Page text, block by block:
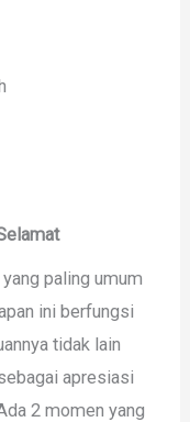
paling umum
ini berfungsi
tidak lain
apresiasi
2 momen yang